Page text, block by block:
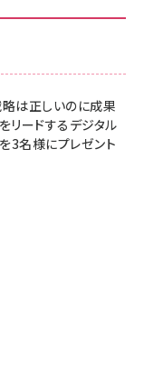
略は正しいのに成果
リードするデジタル
3名様にプレゼント